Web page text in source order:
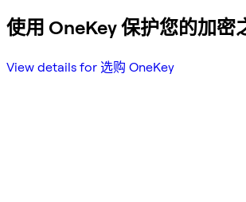
使用 OneKey 保护您的加密
View details for 选购 OneKey